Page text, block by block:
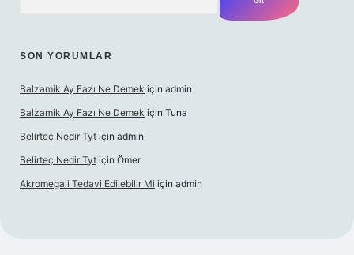
SON YORUMLAR
Balzamik Ay Fazı Ne Demek için admin
Balzamik Ay Fazı Ne Demek için Tuna
Belirteç Nedir Tyt için admin
Belirteç Nedir Tyt için Ömer
Akromegali Tedavi Edilebilir Mi için admin